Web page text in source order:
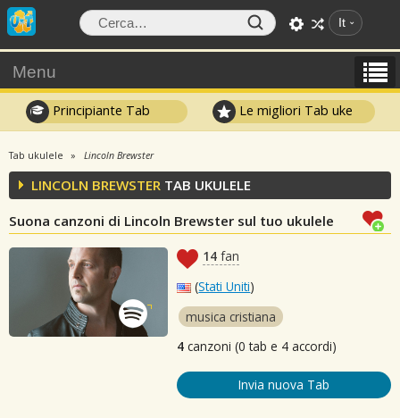
It
Menu
Principiante Tab Le migliori Tab uke
Tab ukulele Lincoln Brewster
LINCOLN BREWSTER TAB UKULELE
Suona canzoni di Lincoln Brewster sul tuo ukulele
14 fan
(Stati Uniti)
musica cristiana
4 canzoni (0 tab e 4 accordi)
Invia nuova Tab